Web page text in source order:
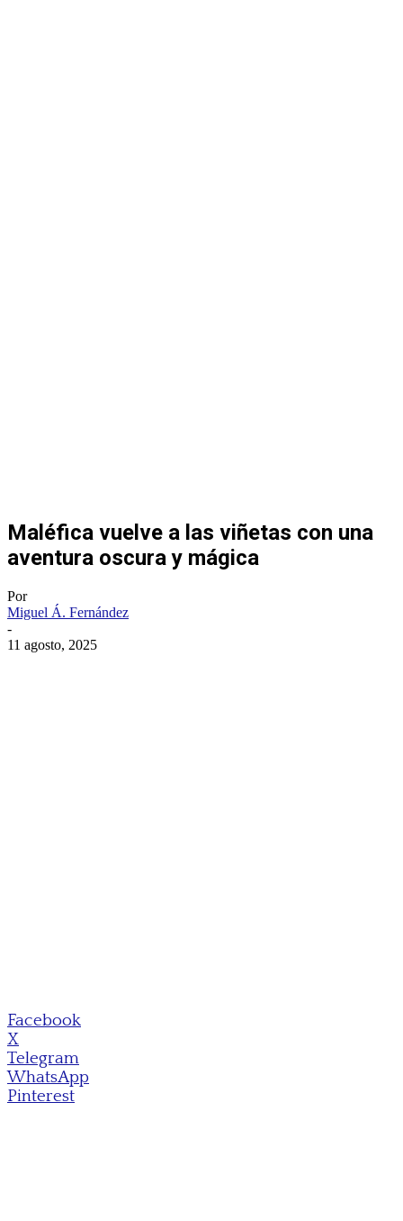
Maléfica vuelve a las viñetas con una
aventura oscura y mágica
Por
Miguel Á. Fernández
-
11 agosto, 2025
Facebook
X
Telegram
WhatsApp
Pinterest